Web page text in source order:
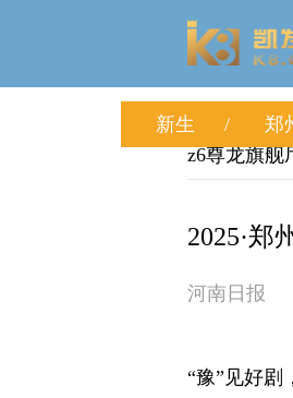
新生 郑
z6尊龙旗舰
2025·郑
河南日报
“豫”见好剧